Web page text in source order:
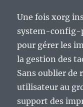
Une fois xorg
system-config-
pour gérer les
la gestion des
Sans oublier de
utilisateur au
support des